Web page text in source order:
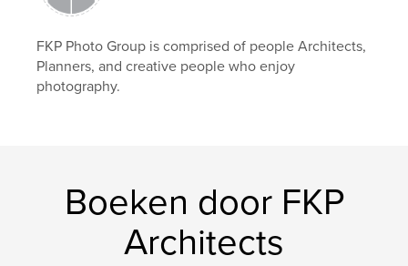
FKP Photo Group is comprised of people Architects,
Planners, and creative people who enjoy
photography.
Boeken door FKP
Architects